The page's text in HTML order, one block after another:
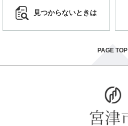
見つからないときは
PAGE TOP